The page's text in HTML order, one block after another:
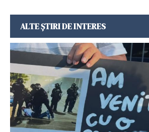
ALTE ȘTIRI DE INTERES